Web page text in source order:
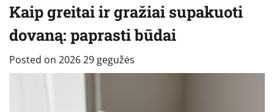
Kaip greitai ir gražiai supakuoti
dovaną: paprasti būdai
Posted on 2026 29 gegužės